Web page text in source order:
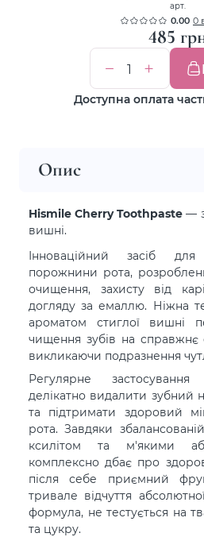
арт.
0.00 0
485
Доступна оплата
Опис
Hismile Cherry Toothpaste—
вишні.
Інноваційний засіб для
порожнини рота,
очищення, захисту від
догляду за емаллю. Ніжна
ароматом стиглої вишні
чищення зубів на справжнє
викликаючи подразнення
Регулярне
делікатно видалити зубний
та підтримати здоровий
рота. Завдяки
ксилітом та м'якими
комплексно дбає про
після себе приємний
тривале відчуття
формула, не тестується на
та цукру.